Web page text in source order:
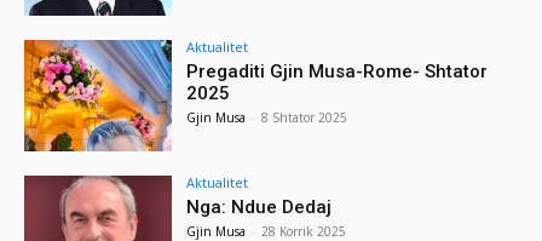
Aktualitet
Pregaditi Gjin Musa-Rome- Shtator
2025
Gjin Musa - 8 Shtator 2025
Aktualitet
Nga: Ndue Dedaj
Gjin Musa - 28 Korrik 2025